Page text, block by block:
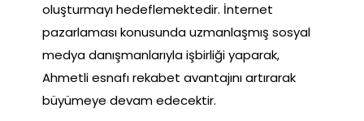
oluşturmayı hedeflemektedir. İnternet
pazarlaması konusunda uzmanlaşmış sosyal
medya danışmanlarıyla işbirliği yaparak,
Ahmetli esnafı rekabet avantajını artırarak
büyümeye devam edecektir.